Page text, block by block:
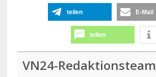
teilen E-Mail
teilen
VN24-Redaktionsteam